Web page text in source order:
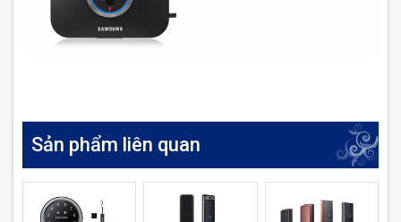
Sản phẩm liên quan